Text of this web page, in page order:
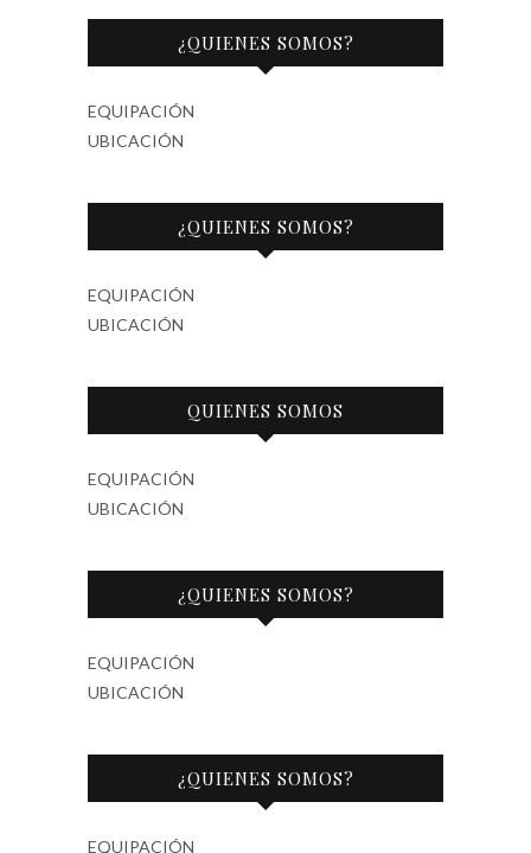
¿QUIENES SOMOS?
EQUIPACIÓN
UBICACIÓN
¿QUIENES SOMOS?
EQUIPACIÓN
UBICACIÓN
QUIENES SOMOS
EQUIPACIÓN
UBICACIÓN
¿QUIENES SOMOS?
EQUIPACIÓN
UBICACIÓN
¿QUIENES SOMOS?
EQUIPACIÓN